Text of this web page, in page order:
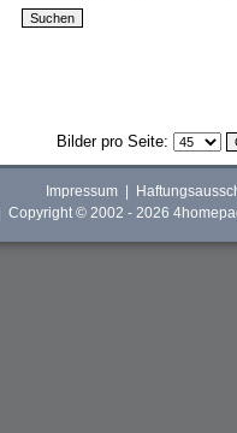
Bilder pro Seite:
Impressum|
Copyright © 2002 - 2026